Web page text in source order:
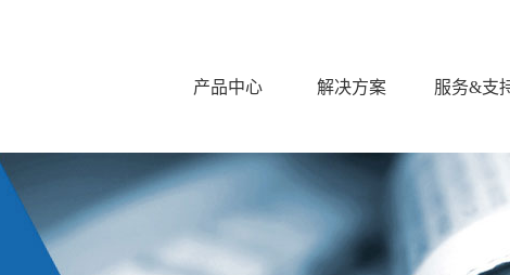
产品中心 解决方案 服务&支